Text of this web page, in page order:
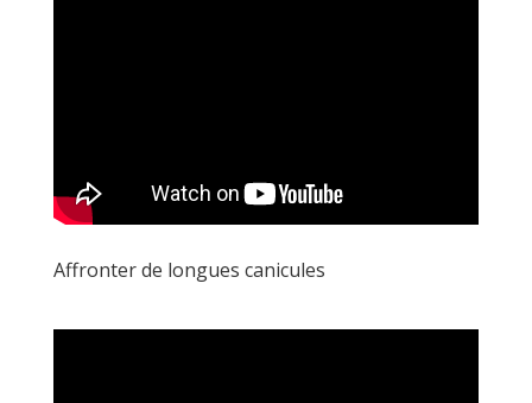
Affronter de longues canicules